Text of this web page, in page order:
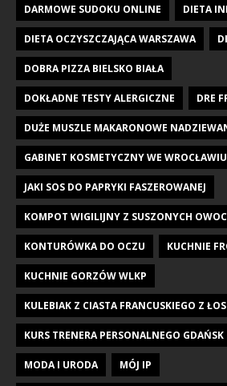
DARMOWE SUDOKU ONLINE DIETA
DIETA OCZYSZCZAJĄCA WARSZAWA
DOBRA PIZZA BIELSKO BIAŁA
DOKŁADNE TESTY ALERGICZNE DRE
DUŻE MUSZLE MAKARONOWE
GABINET KOSMETYCZNY WE WROCŁAWIU
JAKI SOS DO PAPRYKI FASZEROWANEJ
KOMPOT WIGILIJNY Z SUSZONYCH
KONTURÓWKA DO OCZU KUCHNIE
KUCHNIE GORZÓW WLKP
KULEBIAK Z CIASTA FRANCUSKIEGO Z
KURS TRENERA PERSONALNEGO GDAŃSK
MODA I URODA MÓJ IP